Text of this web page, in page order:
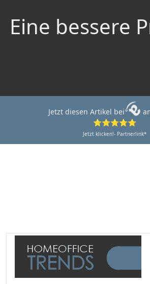
Eine bessere
Jetzt diesen Artikel bei
⭐⭐⭐⭐⭐
Jetzt klicken!- Partnerlink*